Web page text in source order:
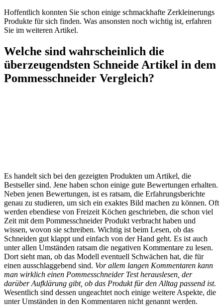
Hoffentlich konnten Sie schon einige schmackhafte Zerkleinerungs
Produkte für sich finden. Was ansonsten noch wichtig ist, erfahren
Sie im weiteren Artikel.
Welche sind wahrscheinlich die
überzeugendsten Schneide Artikel in dem
Pommesschneider Vergleich?
Es handelt sich bei den gezeigten Produkten um Artikel, die
Bestseller sind. Jene haben schon einige gute Bewertungen erhalten.
Neben jenen Bewertungen, ist es ratsam, die Erfahrungsberichte
genau zu studieren, um sich ein exaktes Bild machen zu können. Oft
werden ebendiese von Freizeit Köchen geschrieben, die schon viel
Zeit mit dem Pommesschneider Produkt verbracht haben und
wissen, wovon sie schreiben. Wichtig ist beim Lesen, ob das
Schneiden gut klappt und einfach von der Hand geht. Es ist auch
unter allen Umständen ratsam die negativen Kommentare zu lesen.
Dort sieht man, ob das Modell eventuell Schwächen hat, die für
einen ausschlaggebend sind. Vor allem langen Kommentaren kann
man wirklich einen Pommesschneider Test herauslesen, der
darüber Aufklärung gibt, ob das Produkt für den Alltag passend ist.
Wesentlich sind dessen ungeachtet noch einige weitere Aspekte, die
unter Umständen in den Kommentaren nicht genannt werden.